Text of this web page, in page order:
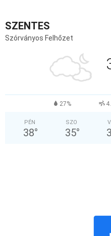
SZENTES
Szórványos Felhőzet
27%
PÉN
38°
SZO
35°